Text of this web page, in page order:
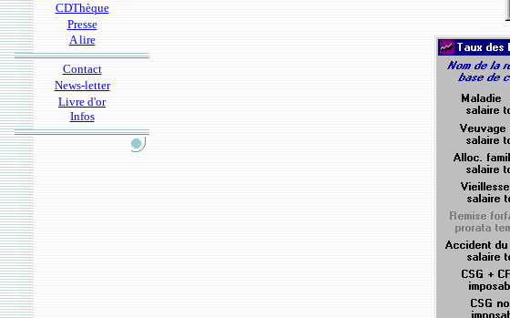
CDThèque
Presse
A lire
Contact
News-letter
Livre d'or
Infos